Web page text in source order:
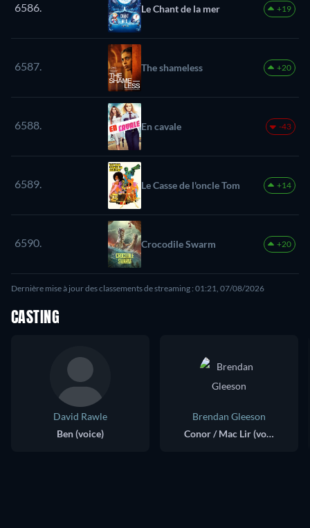
6586. Le Chant de la mer +19
6587. The shameless +20
6588. En cavale -43
6589. Le Casse de l'oncle Tom +14
6590. Crocodile Swarm +20
Dernière mise à jour des classements de streaming : 01:21, 07/08/2026
CASTING
David Rawle
Ben (voice)
Brendan Gleeson
Conor / Mac Lir (voice)